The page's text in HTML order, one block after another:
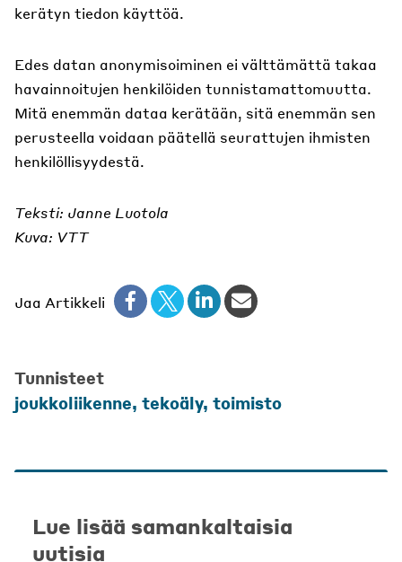
kerätyn tiedon käyttöä.
Edes datan anonymisoiminen ei välttämättä takaa
havainnoitujen henkilöiden tunnistamattomuutta.
Mitä enemmän dataa kerätään, sitä enemmän sen
perusteella voidaan päätellä seurattujen ihmisten
henkilöllisyydestä.
Teksti: Janne Luotola
Kuva: VTT
Jaa Artikkeli
Tunnisteet
joukkoliikenne, tekoäly, toimisto
Lue lisää samankaltaisia
uutisia